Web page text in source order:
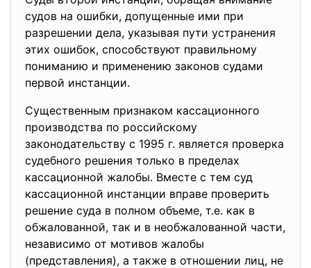
судов на ошибки, допущенные ими при
разрешении дела, указывая пути устранения
этих ошибок, способствуют правильному
пониманию и применению законов судами
первой инстанции.
Существенным признаком кассационного
производства по российскому
законодательству с 1995 г. является проверка
судебного решения только в пределах
кассационной жалобы. Вместе с тем суд
кассационной инстанции вправе проверить
решение суда в полном объеме, т.е. как в
обжалованной, так и в необжалованной части,
независимо от мотивов жалобы
(представления), а также в отношении лиц, не